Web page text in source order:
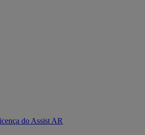
do Assist AR